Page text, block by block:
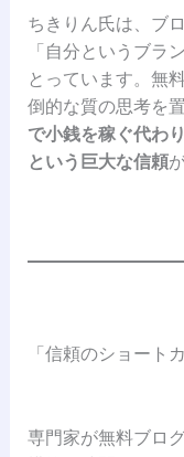
ちきりん氏は、ブ
「自分というブラ
とっています。無
倒的な質の思考を
で小銭を稼ぐ代わり
という巨大な信頼
「信頼のショート
専門家が無料ブロ